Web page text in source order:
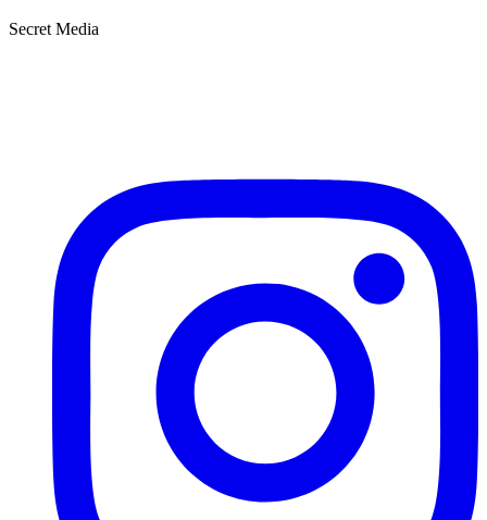
Secret Media